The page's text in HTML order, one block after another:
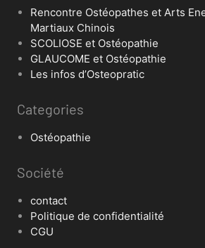
Rencontre Ostéopathes et Arts
Martiaux Chinois
SCOLIOSE et Ostéopathie
GLAUCOME et Ostéopathie
Les infos d’Osteopratic
Categories
Ostéopathie
Société
contact
Politique de confidentialité
CGU